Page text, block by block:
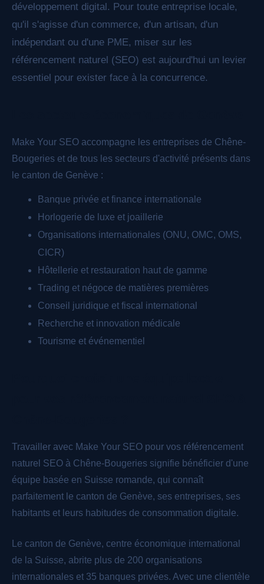
développement digital. Pour toute entreprise locale,
qu'il s'agisse d'un commerce, d'un artisan, d'un
indépendant ou d'une PME, miser sur les
référencement naturel (SEO) est aujourd'hui un levier
essentiel pour exister face à la concurrence.
Make Your SEO accompagne les entreprises de Chêne-
Bougeries et de tous les secteurs d'activité présents dans
le canton de Genève :
Banque privée et finance internationale
Horlogerie de luxe et joaillerie
Organisations internationales (ONU, OMC, OMS,
CICR)
Hôtellerie et restauration haut de gamme
Trading et négoce de matières premières
Conseil juridique et fiscal international
Recherche et innovation médicale
Tourisme et événementiel
Travailler avec Make Your SEO pour vos référencement
naturel SEO à Chêne-Bougeries signifie bénéficier d'une
équipe basée en Suisse romande, qui connaît
parfaitement le canton de Genève, ses entreprises, ses
habitants et leurs habitudes de consommation digitale.
Le canton de Genève, centre économique international
de la Suisse, abrite plus de 200 organisations
internationales et 35 banques privées. Avec une clientèle